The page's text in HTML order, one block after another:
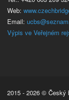
Web:
Email:
Výpis ve Veřejném
2015 - 2026 © Český